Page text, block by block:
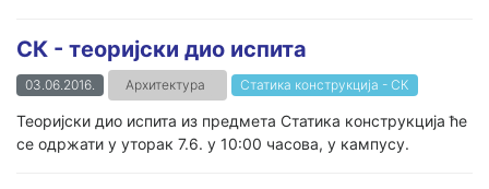
СК - теоријски дио испита
03.06.2016. Архитектура Статика конструкција - СК
Теоријски дио испита из предмета Статика конструкција ће
се одржати у уторак 7.6. у 10:00 часова, у кампусу.